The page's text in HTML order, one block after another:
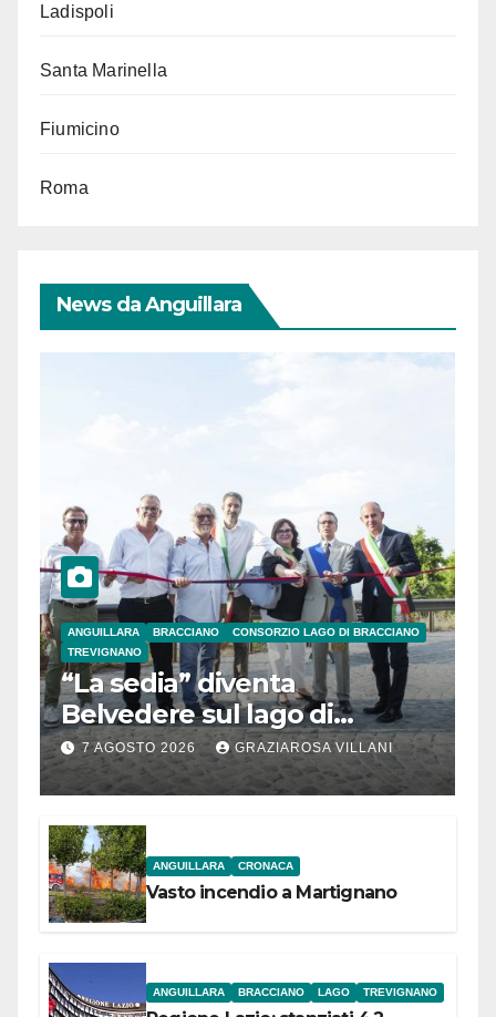
Ladispoli
Santa Marinella
Fiumicino
Roma
News da Anguillara
ANGUILLARA BRACCIANO
CONSORZIO LAGO DI BRACCIANO
TREVIGNANO
“La sedia” diventa
Belvedere sul lago di
Bracciano: ieri
l’inaugurazione
7 AGOSTO 2026 GRAZIAROSA VILLANI
ANGUILLARA CRONACA
Vasto incendio a Martignano
ANGUILLARA BRACCIANO LAGO TREVIGNANO